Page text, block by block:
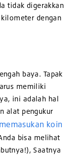
tidak digerakkan
dengan
baya. Tapak
memiliki
ini adalah hal
alat pengukur
koin
bisa melihat
Saatnya